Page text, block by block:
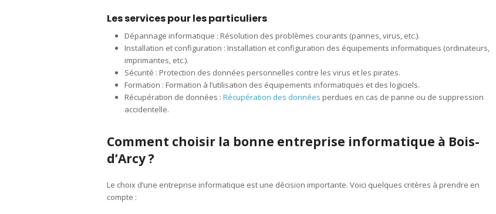
Les services pour les particuliers
Dépannage informatique : Résolution des problèmes courants (pannes, virus, etc.).
Installation et configuration : Installation et configuration des équipements informatiques (ordinateurs,
imprimantes, etc.).
Sécurité : Protection des données personnelles contre les virus et les pirates.
Formation : Formation à l’utilisation des équipements informatiques et des logiciels.
Récupération de données : Récupération des données perdues en cas de panne ou de suppression
accidentelle.
Comment choisir la bonne entreprise informatique à Bois-
d’Arcy ?
Le choix d’une entreprise informatique est une décision importante. Voici quelques critères à prendre en
compte :